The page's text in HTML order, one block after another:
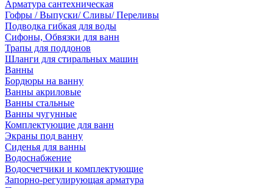
Арматура сантехническая
Гофры / Выпуски/ Сливы/ Переливы
Подводка гибкая для воды
Сифоны, Обвязки для ванн
Трапы для поддонов
Шланги для стиральных машин
Ванны
Бордюры на ванну
Ванны акриловые
Ванны стальные
Ванны чугунные
Комплектующие для ванн
Экраны под ванну
Сиденья для ванны
Водоснабжение
Водосчетчики и комплектующие
Запорно-регулирующая арматура